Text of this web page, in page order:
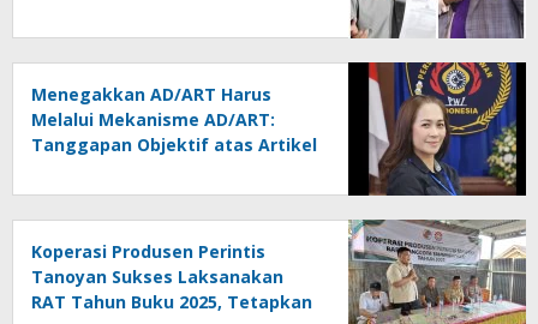
Menegakkan AD/ART Harus
Melalui Mekanisme AD/ART:
Tanggapan Objektif atas Artikel
Konspirasi Melanggar Aturan”
Koperasi Produsen Perintis
Tanoyan Sukses Laksanakan
RAT Tahun Buku 2025, Tetapkan